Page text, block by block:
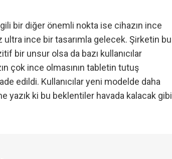
bir diğer önemli nokta ise cihazın ince
ultra ince bir tasarımla gelecek. Şirketin bu
bir unsur olsa da bazı kullanıcılar
çok ince olmasının tabletin tutuş
edildi. Kullanıcılar yeni modelde daha
yazık ki bu beklentiler havada kalacak gibi